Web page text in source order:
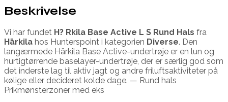
Beskrivelse
Vi har fundet H? Rkila Base Active L S Rund Hals fra
Härkila hos Hunterspoint i kategorien Diverse. Den
langærmede Härkila Base Active-undertrøje er en lun og
hurtigtørrende baselayer-undertrøje, der er særlig god som
det inderste lag til aktiv jagt og andre friluftsaktiviteter på
kølige eller decideret kolde dage. — Rund hals
Prikmønsterzoner med eks